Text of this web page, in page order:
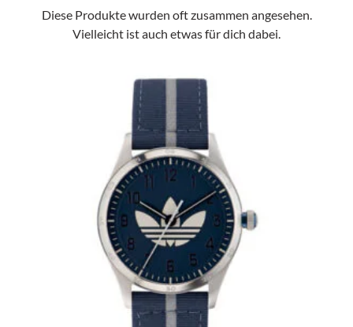
Diese Produkte wurden oft zusammen angesehen.
Vielleicht ist auch etwas für dich dabei.